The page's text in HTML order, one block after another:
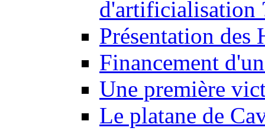
d'artificialisation
Présentation des
Financement
Une première
Le platane de